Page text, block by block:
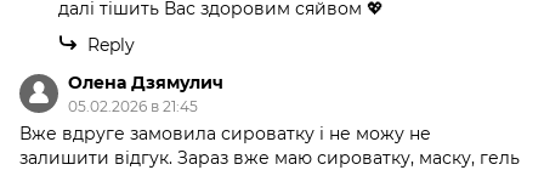
далі тішить Вас здоровим сяйвом 💖
Reply
Олена Дзямулич
05.02.2026 в 21:45
Вже вдруге замовила сироватку і не можу не
залишити відгук. Зараз вже маю сироватку, маску, гель